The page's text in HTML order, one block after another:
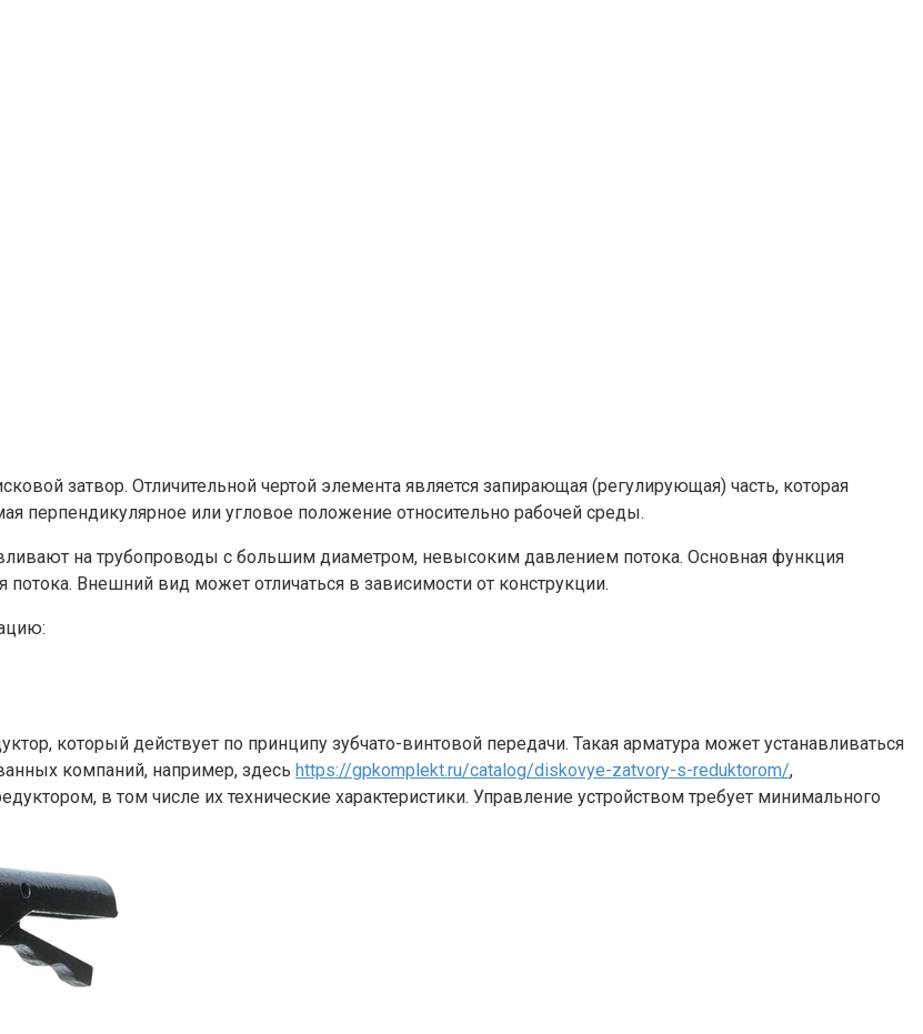
затвор. Отличительной чертой элемента является запирающая (регулирующая) часть, которая
перпендикулярное или угловое положение относительно рабочей среды.
на трубопроводы с большим диаметром, невысоким давлением потока. Основная функция
Внешний вид может отличаться в зависимости от конструкции.
который действует по принципу зубчато-винтовой передачи. Такая арматура может устанавливаться
компаний, например, здесь https://gpkomplekt.ru/catalog/diskovye-zatvory-s-reduktorom/,
в том числе их технические характеристики. Управление устройством требует минимального